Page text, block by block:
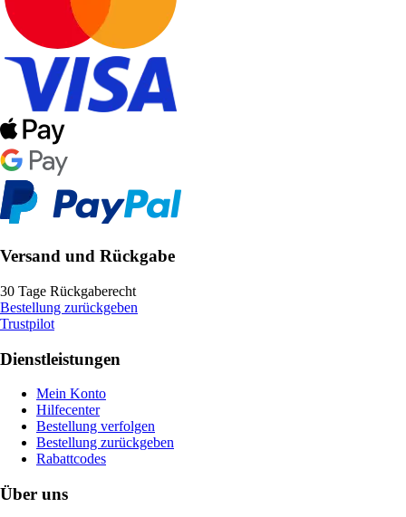
Versand und Rückgabe
30 Tage Rückgaberecht
Bestellung zurückgeben
Trustpilot
Dienstleistungen
Mein Konto
Hilfecenter
Bestellung verfolgen
Bestellung zurückgeben
Rabattcodes
Über uns